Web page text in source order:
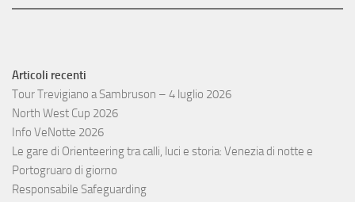
Articoli recenti
Tour Trevigiano a Sambruson – 4 luglio 2026
North West Cup 2026
Info VeNotte 2026
Le gare di Orienteering tra calli, luci e storia: Venezia di notte e
Portogruaro di giorno
Responsabile Safeguarding